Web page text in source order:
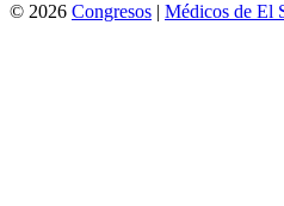
© 2026 Congresos | Médicos de El